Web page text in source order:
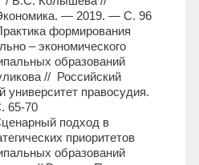
— 2019. — С. 96
формирования
– экономического
образований
// Российский
университет правосудия.
65-70
подход в
приоритетов
образований